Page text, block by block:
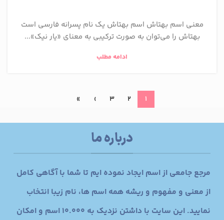
معنی اسم بهتاش اسم بهتاش یک نام پسرانه فارسی است
بهتاش را می‌توان به صورت ترکیبی به معنای «یار نیک»...
ادامه مطلب
1
2
3
›
»
درباره ما
مرجع جامعی از اسم ایجاد نموده ایم تا شما با آگاهی کامل
از معنی و مفهوم و ریشه همه اسم ها، نام زیبا انتخاب
نمایید. این سایت با داشتن نزدیک به 10.000 اسم و امکان